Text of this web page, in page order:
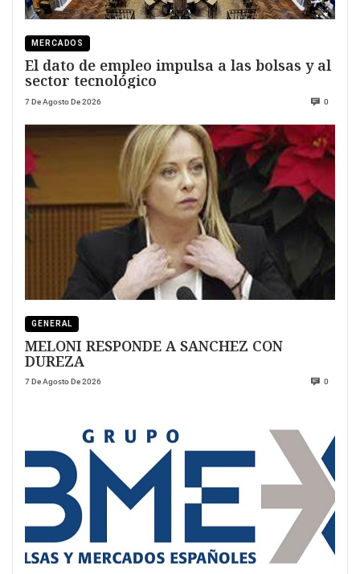
MERCADOS
El dato de empleo impulsa a las bolsas y al
sector tecnológico
7 De Agosto De 2026 0
GENERAL
MELONI RESPONDE A SANCHEZ CON
DUREZA
7 De Agosto De 2026 0